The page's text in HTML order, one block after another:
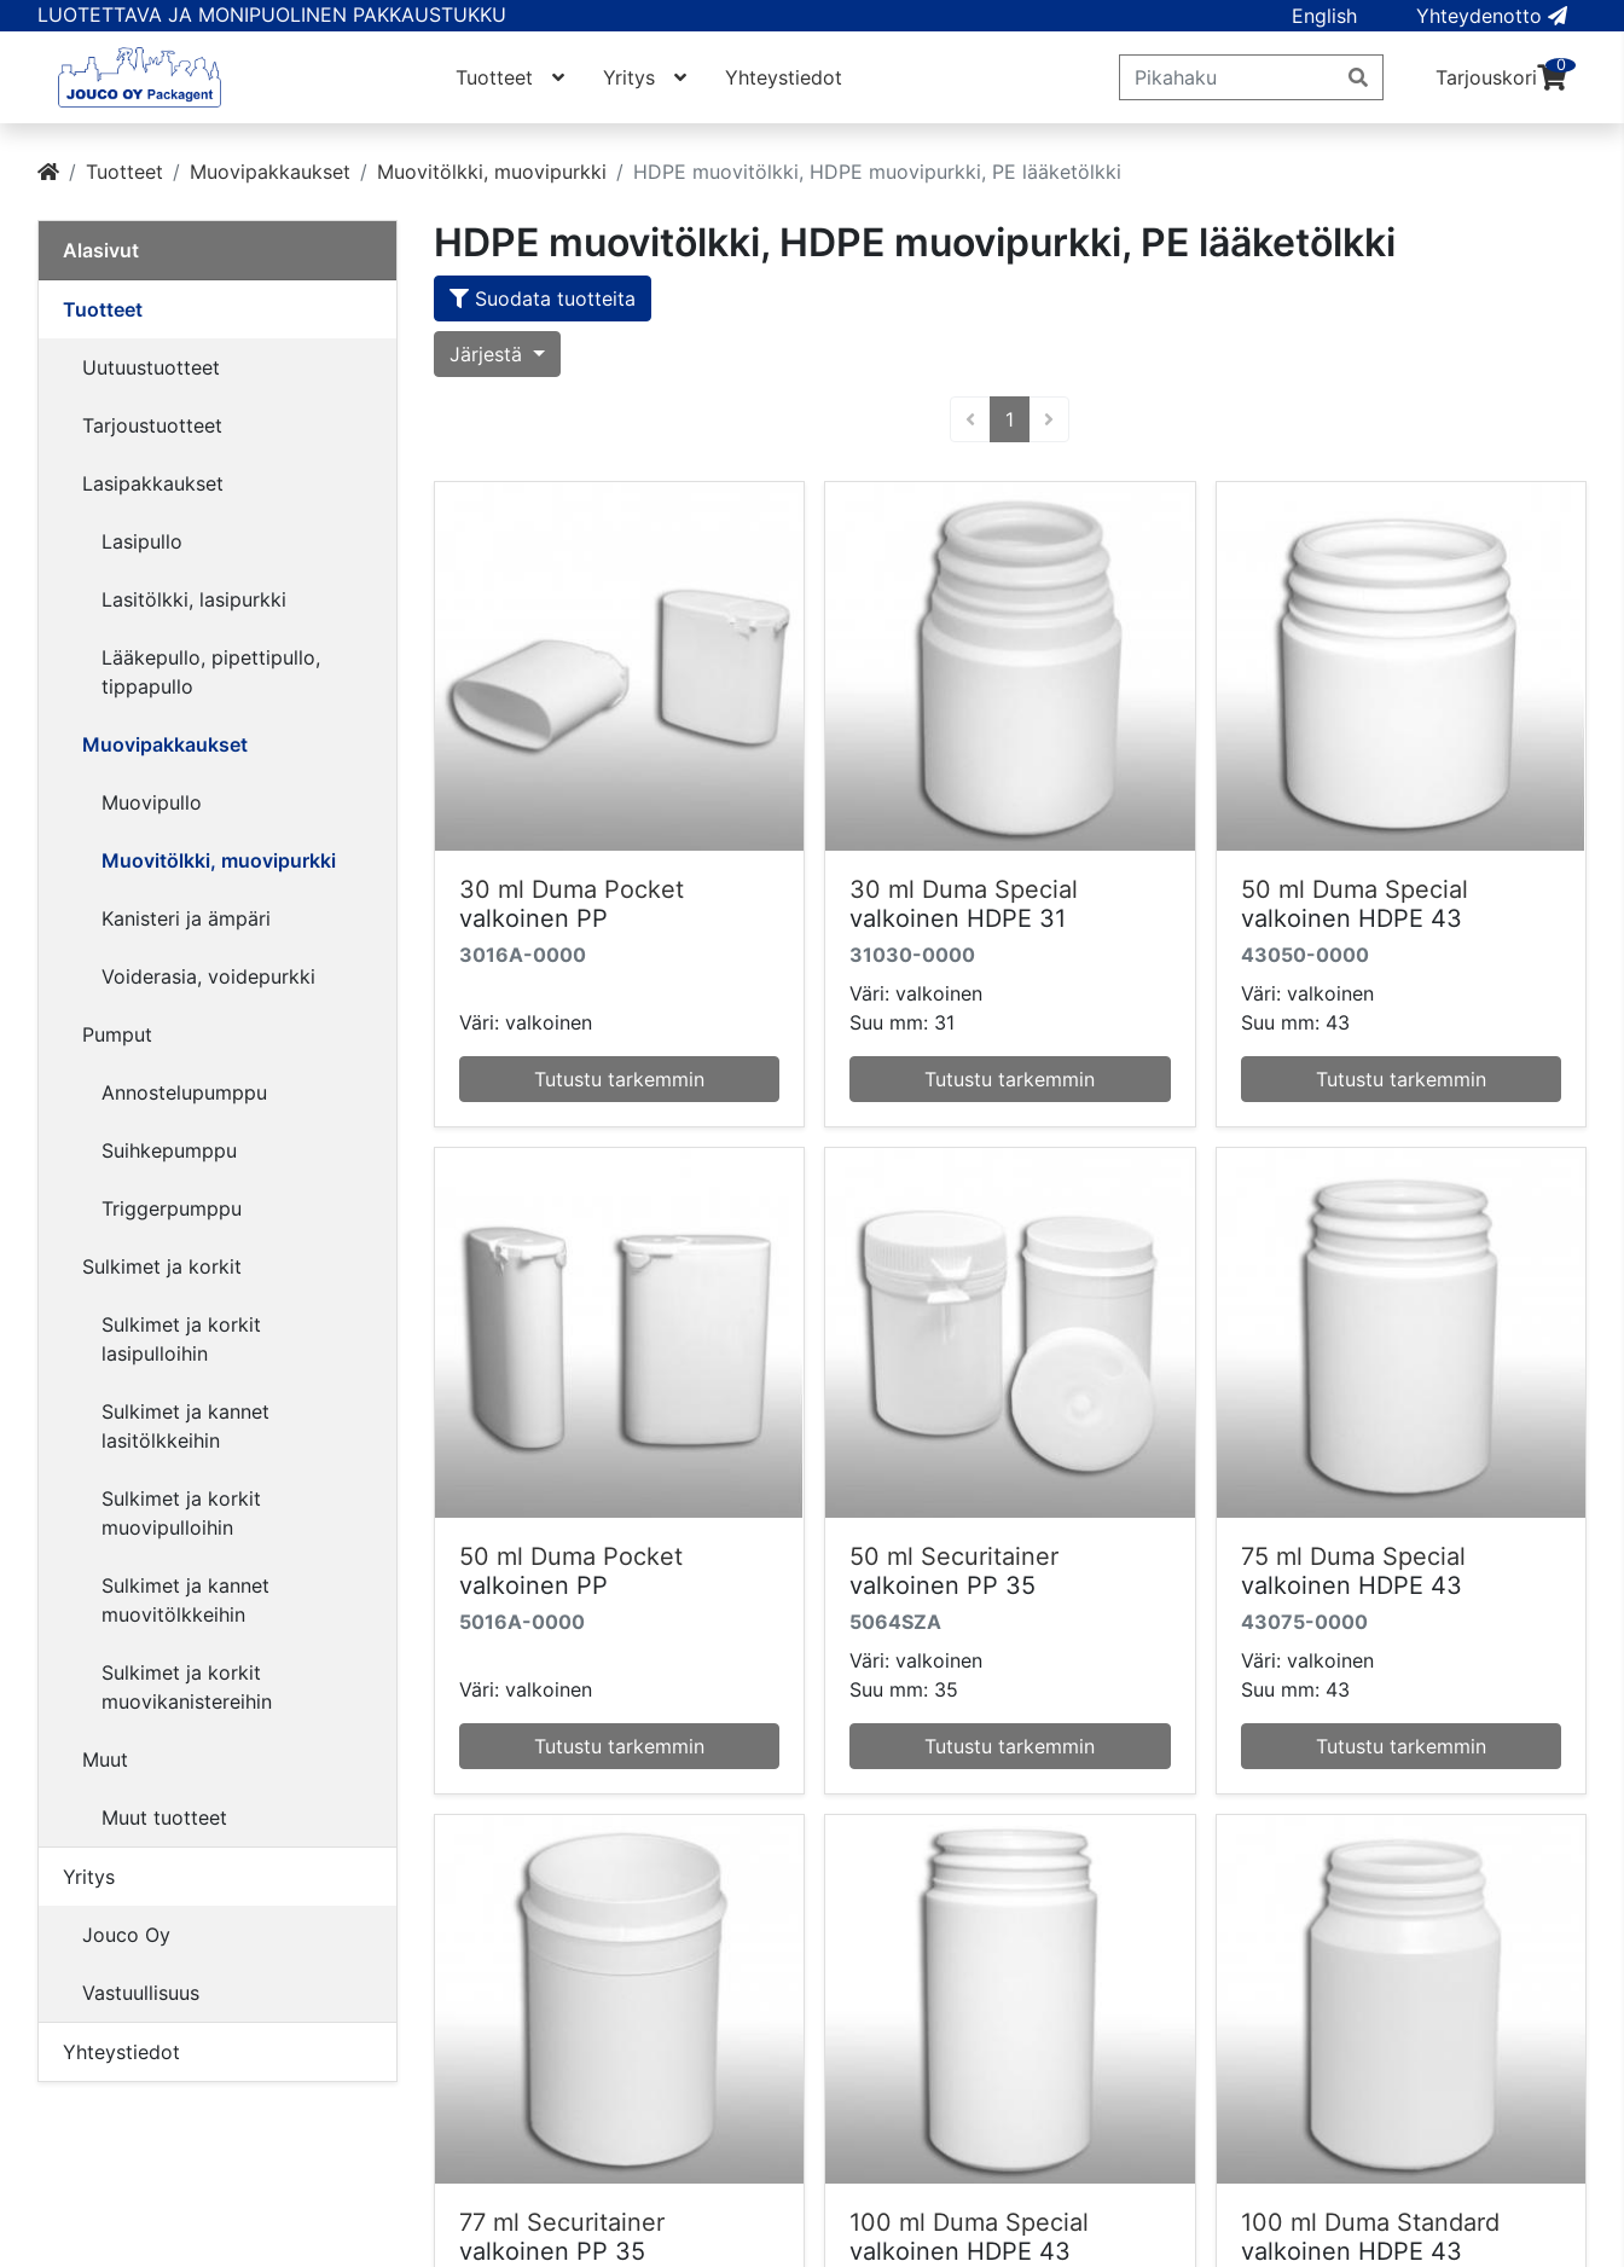
LUOTETTAVA JA MONIPUOLINEN PAKKAUSTUKKU English Yhteydenotto
Tuotteet Yritys Yhteystiedot Tarjouskori
0
Tuotteet Muovipakkaukset Muovitölkki, muovipurkki HDPE muovitölkki, HDPE muovipurkki, PE lääketölkki
Alasivut
Tuotteet
Uutuustuotteet
Tarjoustuotteet
Lasipakkaukset
Lasipullo
Lasitölkki, lasipurkki
Lääkepullo, pipettipullo,
tippapullo
Muovipakkaukset
Muovipullo
Muovitölkki, muovipurkki
Kanisteri ja ämpäri
Voiderasia, voidepurkki
Pumput
Annostelupumppu
Suihkepumppu
Triggerpumppu
Sulkimet ja korkit
Sulkimet ja korkit
lasipulloihin
Sulkimet ja kannet
lasitölkkeihin
Sulkimet ja korkit
muovipulloihin
Sulkimet ja kannet
muovitölkkeihin
Sulkimet ja korkit
muovikanistereihin
Muut
Muut tuotteet
Yritys
Jouco Oy
Vastuullisuus
Yhteystiedot
HDPE muovitölkki, HDPE muovipurkki, PE lääketölkki
Suodata tuotteita
Järjestä
1 (current)
30 ml Duma Pocket
valkoinen PP
3016A-0000
Väri: valkoinen
Tutustu tarkemmin
30 ml Duma Special
valkoinen HDPE 31
31030-0000
Väri: valkoinen
Suu mm: 31
Tutustu tarkemmin
50 ml Duma Special
valkoinen HDPE 43
43050-0000
Väri: valkoinen
Suu mm: 43
Tutustu tarkemmin
50 ml Duma Pocket
valkoinen PP
5016A-0000
Väri: valkoinen
Tutustu tarkemmin
50 ml Securitainer
valkoinen PP 35
5064SZA
Väri: valkoinen
Suu mm: 35
Tutustu tarkemmin
75 ml Duma Special
valkoinen HDPE 43
43075-0000
Väri: valkoinen
Suu mm: 43
Tutustu tarkemmin
77 ml Securitainer
valkoinen PP 35
100 ml Duma Special
valkoinen HDPE 43
100 ml Duma Standard
valkoinen HDPE 43